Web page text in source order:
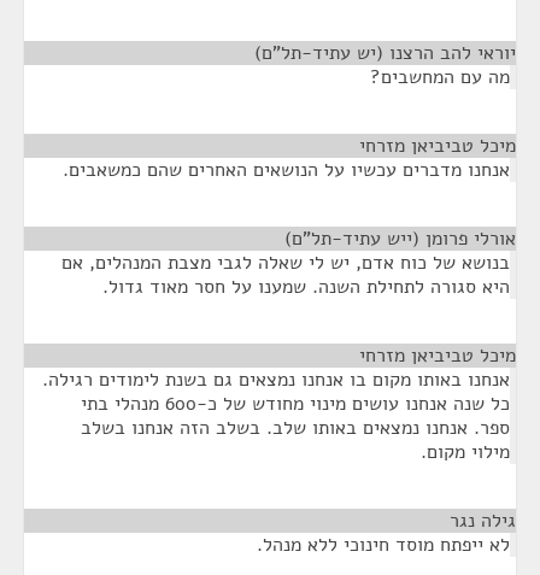
יוראי להב הרצנו (יש עתיד-תל"ם)
מה עם המחשבים?
מיכל טביביאן מזרחי
אנחנו מדברים עכשיו על הנושאים האחרים שהם כמשאבים.
אורלי פרומן (ייש עתיד-תל"ם)
בנושא של כוח אדם, יש לי שאלה לגבי מצבת המנהלים, אם
היא סגורה לתחילת השנה. שמענו על חסר מאוד גדול.
מיכל טביביאן מזרחי
אנחנו באותו מקום בו אנחנו נמצאים גם בשנת לימודים רגילה.
כל שנה אנחנו עושים מינוי מחודש של כ-600 מנהלי בתי
ספר. אנחנו נמצאים באותו שלב. בשלב הזה אנחנו בשלב
מילוי מקום.
גילה נגר
לא ייפתח מוסד חינוכי ללא מנהל.